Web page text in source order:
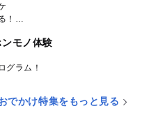
！
モノ体験
グラム！
でかけ特集をもっと見る